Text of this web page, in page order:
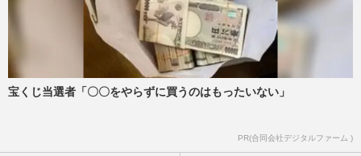
宝くじ当選者「〇〇をやらずに買うのはもったいない」
PR(合同会社デジタルファーム )